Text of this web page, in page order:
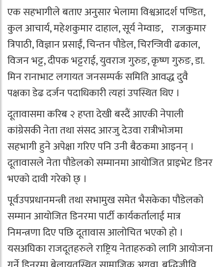
एक सहभागीले बताए अनुसार भेलामा विश्वआदर्श पण्डित,
कुल आचार्य, महेशकुमार दाहाल, सूर्य नेम्वाङ, राजकुमार
त्रिपाठी, विज्ञान प्रसाईं, चिन्तन पौडेल, चिरन्जिवी ढकाल,
विजन भट्ट, दीपक भट्टराई, युवराज गुरुङ, कृष्ण गुरुङ, डा.
मिन रानाभाट लगायत जनसम्पर्क समिति आवद्ध दुवै
पक्षका डेढ दर्जन पदाधिकारी त्यहां उपस्थित थिए ।
दूतावासमा करिब २ हप्ता देखी बस्दैं आएकी नेपाली
कांग्रेसकी नेता तथा संसद आरजु देउवा रात्रीभोजमा
सहभागी हुने अपेक्षा गरिए पनि उनी बैठकमा आइनन् ।
दूतावासले नेता पौडेलको सम्मानमा आयोजित प्राइभेट डिनर
भएको दावी गरेको छ् ।
पूर्वउपप्रधानमन्त्री तथा सभामुख समेत भैसकेका पौडेलको
सम्मान आयोजित डिनरमा पार्टी कार्यकर्तालाई मात्र
निमन्त्रणा दिए पछि दूतावास आलोचित भएको हाे ।
यसअघिका राजदूतहरुले राष्ट्रिय नेताहरुको लागि आयोजना